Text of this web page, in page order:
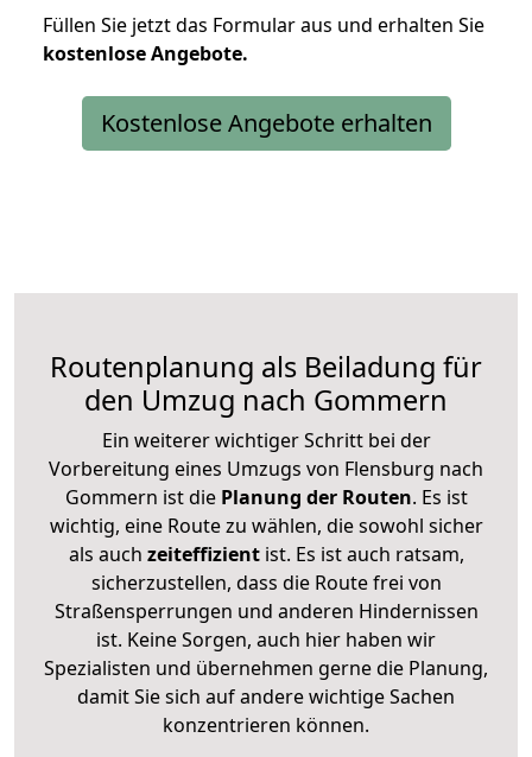
Füllen Sie jetzt das Formular aus und erhalten Sie
kostenloseAngebote.
Kostenlose Angebote erhalten
Routenplanung als Beiladung für
den Umzug nach Gommern
Ein weiterer wichtiger Schritt bei der
Vorbereitung eines Umzugs von Flensburg nach
Gommern ist diePlanung der Routen. Es ist
wichtig, eine Route zu wählen, die sowohl sicher
als auch zeiteffizientist. Es ist auch ratsam,
sicherzustellen, dass die Route frei von
Straßensperrungen und anderen Hindernissen
ist. Keine Sorgen, auch hier haben wir
Spezialisten und übernehmen gerne die Planung,
damit Sie sich auf andere wichtige Sachen
konzentrieren können.